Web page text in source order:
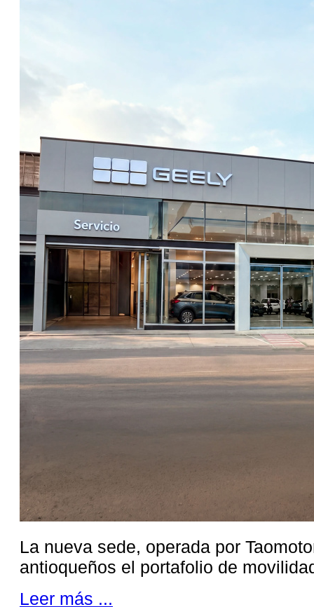
La nueva sede, operada por
antioqueños el portafolio de
Leer más ...